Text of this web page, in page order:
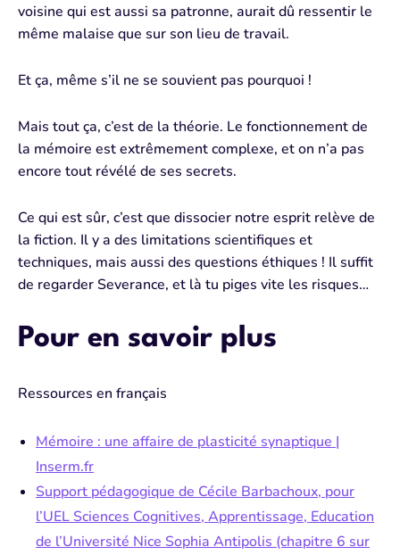
voisine qui est aussi sa patronne, aurait dû ressentir le
même malaise que sur son lieu de travail.
Et ça, même s’il ne se souvient pas pourquoi !
Mais tout ça, c’est de la théorie. Le fonctionnement de
la mémoire estextrêmement complexe, et on n’a pas
encore tout révélé de ses secrets.
Ce qui est sûr, c’est que dissocier notre esprit relève de
la fiction. Il y a des limitations scientifiques et
techniques, mais aussi des questions éthiques ! Il suffit
de regarder Severance, et là tu piges vite les risques…
Pour en savoir plus
Ressources en français
Mémoire : une affaire de plasticité synaptique |
Inserm.fr⁠
Support pédagogique de Cécile Barbachoux, pour
l’UEL Sciences Cognitives, Apprentissage, Education
de l’Université Nice Sophia Antipolis (chapitre 6 sur